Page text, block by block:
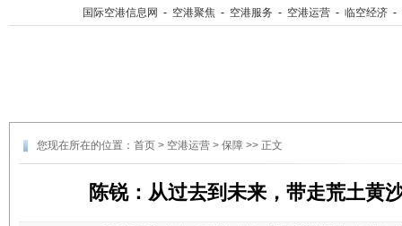
国际空港信息网 - 空港聚焦 - 空港服务 - 空港运营 - 临空经济 -
您现在所在的位置： 首页 > 空港运营 > 保障 >> 正文
陈锐：从过去到未来，带走荒土黄